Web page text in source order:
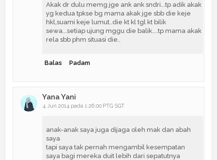
Akak dr dulu memg jge ank ank sndri...tp adik akak
yg kedua tpkse bg mama akak jge sbb die keje
hkl,suami keje lumut..die kt kl tgl kt bilik
sewa...setiap ujung mggu die balik....tp mama akak
rela sbb phm situasi die..
Balas Padam
Yana Yani
4 Jun 2014 pada 1:26:00 PTG SGT
anak-anak saya juga dijaga oleh mak dan abah
saya
tapi saya tak pernah mengambil kesempatan
saya bagi mereka duit lebih dari sepatutnya